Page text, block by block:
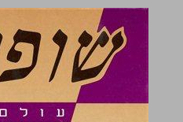
שופטים ... 0